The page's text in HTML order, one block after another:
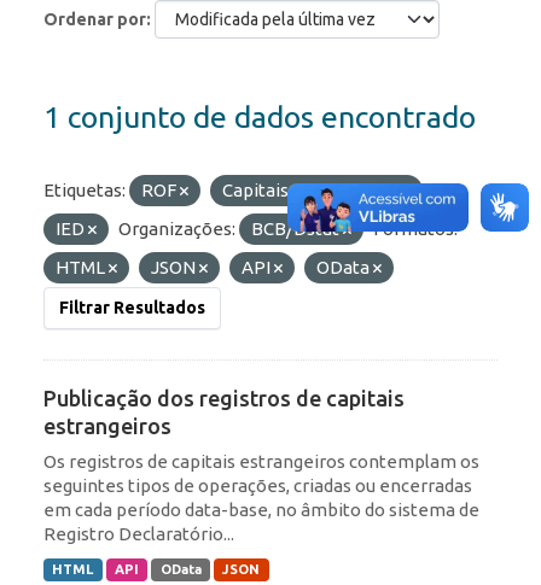
Ordenar por
1 conjunto de dados encontrado
Etiquetas: ROF
Capitais Estrangeiros
IED
Organizações: BCB/Dstat
Formatos:
HTML
JSON API OData
Filtrar Resultados
Publicação dos registros de capitais
estrangeiros
Os registros de capitais estrangeiros contemplam os
seguintes tipos de operações, criadas ou encerradas
em cada período data-base, no âmbito do sistema de
Registro Declaratório...
HTML API OData JSON